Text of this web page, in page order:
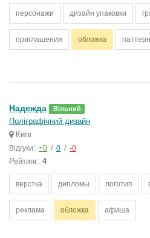
персонажи дизайн упаковки
приглашения обложка паттерн
Надежда Вільний
Поліграфічний дизайн
Київ
Відгуки: +0 / 0 / -0
Рейтинг: 4
верстка дипломы логотип
реклама обложка афиша